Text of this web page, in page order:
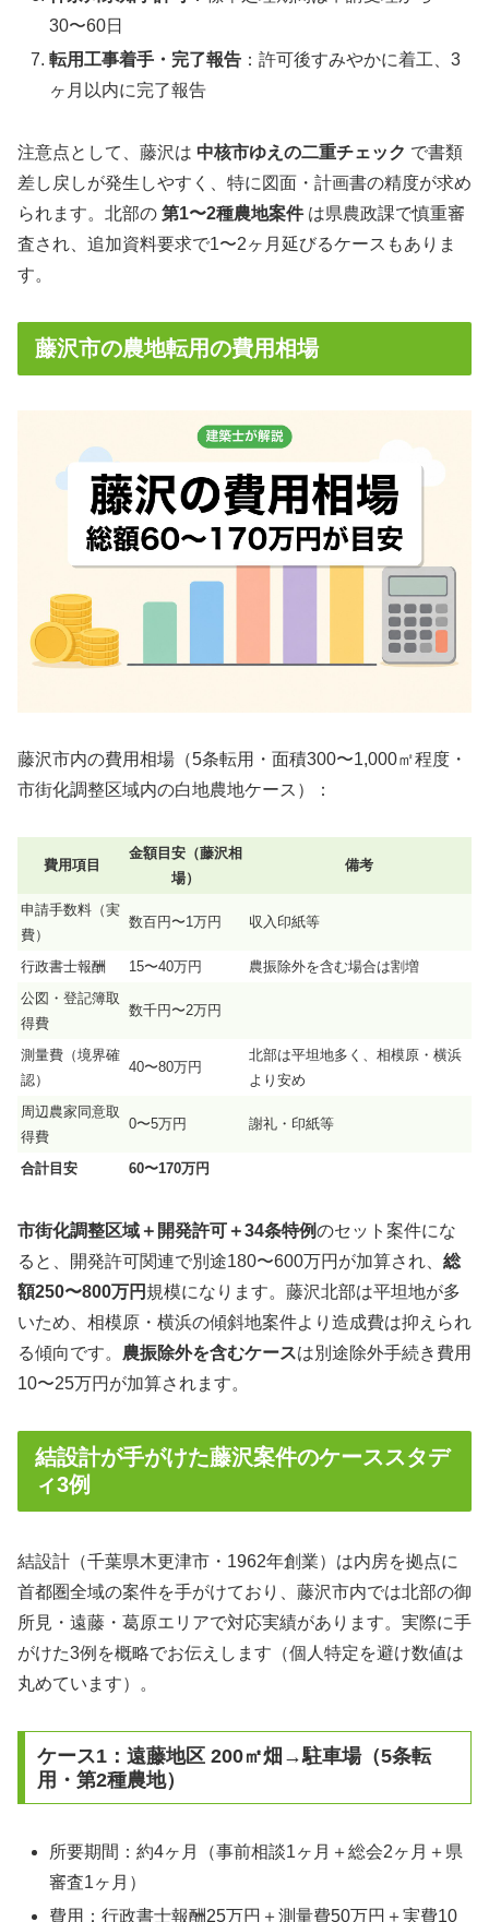
30〜60日
転用工事着手・完了報告 ：許可後すみやかに着工、3
ヶ月以内に完了報告
注意点として、藤沢は 中核市ゆえの二重チェック で書類
差し戻しが発生しやすく、特に図面・計画書の精度が求め
られます。北部の 第1〜2種農地案件は県農政課で慎重審
査され、追加資料要求で1〜2ヶ月延びるケースもありま
す。
藤沢市の農地転用の費用相場
藤沢市内の費用相場（5条転用・面積300〜1,000㎡程度・
市街化調整区域内の白地農地ケース）：
費用項目
金額目安（藤沢相
場）
備考
申請手数料（実
費）
数百円〜1万円 収入印紙等
行政書士報酬 15〜40万円
農振除外を含む場合は割増
公図・登記簿取
得費
数千円〜2万円
測量費（境界確
認）
40〜80万円
北部は平坦地多く、相模原・横浜
より安め
周辺農家同意取
得費
0〜5万円 謝礼・印紙等
合計目安 60〜170万円
市街化調整区域＋開発許可＋34条特例のセット案件にな
ると、開発許可関連で別途180〜600万円が加算され、 総
額250〜800万円 規模になります。藤沢北部は平坦地が多
いため、相模原・横浜の傾斜地案件より造成費は抑えられ
る傾向です。 農振除外を含むケースは別途除外手続き費用
10〜25万円が加算されます。
結設計が手がけた藤沢案件のケーススタデ
ィ3例
結設計（千葉県木更津市・1962年創業）は内房を拠点に
首都圏全域の案件を手がけており、藤沢市内では北部の御
所見・遠藤・葛原エリアで対応実績があります。実際に手
がけた3例を概略でお伝えします（個人特定を避け数値は
丸めています）。
ケース1：遠藤地区 200㎡畑→駐車場（5条転
用・第2種農地）
所要期間：約4ヶ月（事前相談1ヶ月＋総会2ヶ月＋県
審査1ヶ月）
費用：行政書士報酬25万円＋測量費50万円＋実費10